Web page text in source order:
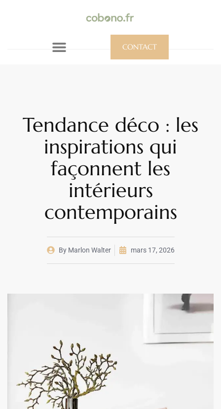
CONTACT
Tendance déco : les
inspirations qui
façonnent les
intérieurs
contemporains
ByMarlon Walter mars 17, 2026